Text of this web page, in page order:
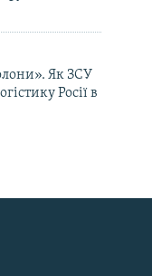
Як ЗСУ
Росії в